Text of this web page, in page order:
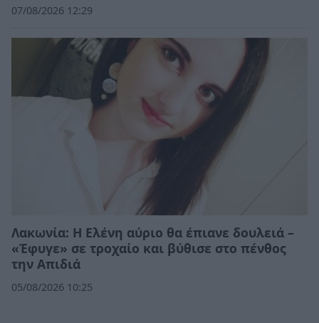
07/08/2026 12:29
Λακωνία: Η Ελένη αύριο θα έπιανε δουλειά –
«Έφυγε» σε τροχαίο και βύθισε στο πένθος
την Απιδιά
05/08/2026 10:25